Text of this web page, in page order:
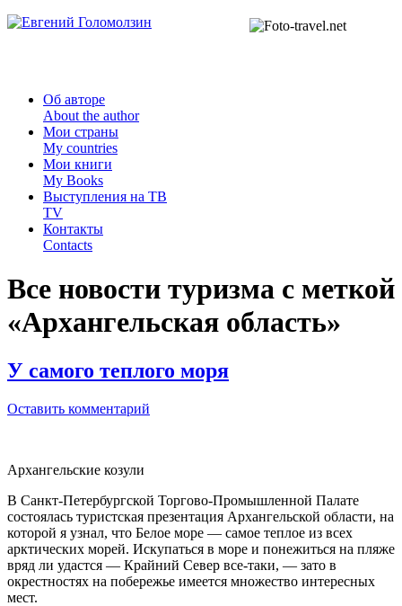
Об авторе
About the author
Мои страны
My countries
Мои книги
My Books
Выступления на ТВ
TV
Контакты
Contacts
Все новости туризма с меткой
«Архангельская область»
У самого теплого моря
Оставить комментарий
Архангельские козули
В Санкт-Петербургской Торгово-Промышленной Палате
состоялась туристская презентация Архангельской области, на
которой я узнал, что Белое море — самое теплое из всех
арктических морей. Искупаться в море и понежиться на пляже
вряд ли удастся — Крайний Север все-таки, — зато в
окрестностях на побережье имеется множество интересных
мест.